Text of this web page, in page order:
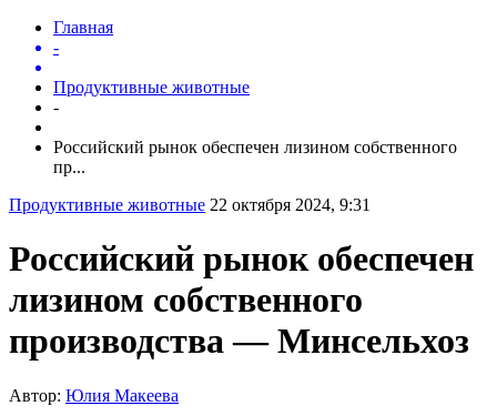
Главная
-
Продуктивные животные
-
Российский рынок обеспечен лизином собственного
пр...
Продуктивные животные 22 октября 2024, 9:31
Российский рынок обеспечен
лизином собственного
производства — Минсельхоз
Автор: Юлия Макеева